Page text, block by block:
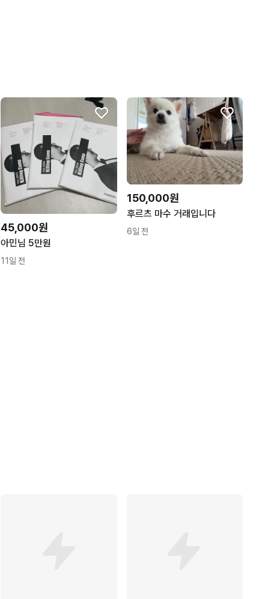
45,000원
아민님 5만원
11일 전
150,000원
후르츠 마수 거래입니다
6일 전